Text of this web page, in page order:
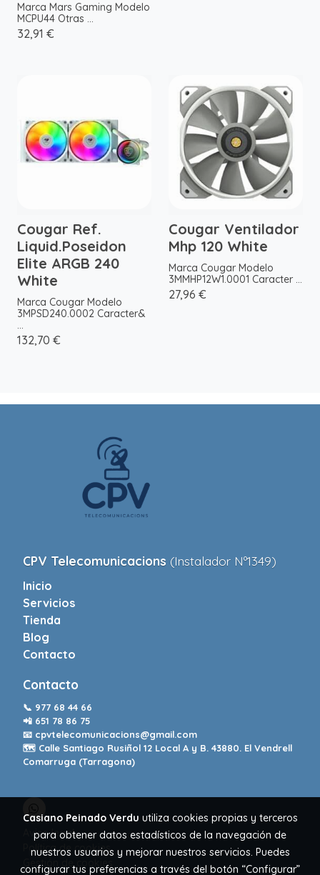
Marca Mars Gaming Modelo
MCPU44 Otras ...
32,91 €
Cougar Ref.
Liquid.Poseidon
Elite ARGB 240
White
Marca Cougar Modelo
3MPSD240.0002 Caracter&
...
132,70 €
Cougar Ventilador
Mhp 120 White
Marca Cougar Modelo
3MMHP12W1.0001 Caracter ...
27,96 €
CPV Telecomunicacions (Instalador Nº1349)
Inicio
Servicios
Tienda
Blog
Contacto
Contacto
📞 977 68 44 66
📲 651 78 86 75
📧 cpvtelecomunicacions@gmail.com
🗺️ Calle Santiago Rusiñol 12 Local A y B. 43880. El Vendrell
Comarruga (Tarragona)
Aviso legal
Política de cookies
Gestión de cookies
Casiano Peinado Verdu utiliza cookies propias y terceros
para obtener datos estadísticos de la navegación de
nuestros usuarios y mejorar nuestros servicios. Puedes
configurar tus preferencias a través del botón “Configurar”